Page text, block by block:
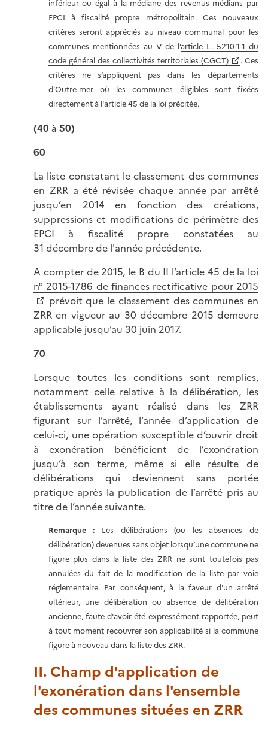
inférieur ou égal à la médiane des revenus médians par
EPCI à fiscalité propre métropolitain. Ces nouveaux
critères seront appréciés au niveau communal pour les
communes mentionnées au V de l’article L. 5210-1-1 du
code général des collectivités territoriales (CGCT)
. Ces
critères ne s’appliquent pas dans les départements
d’Outre-mer où les communes éligibles sont fixées
directement à l'article 45 de la loi précitée.
(40 à 50)
60
La liste constatant le classement des communes
en ZRR a été révisée chaque année par arrêté
jusqu’en 2014 en fonction des créations,
suppressions et modifications de périmètre des
EPCI à fiscalité propre constatées au
31 décembre de l'année précédente.
A compter de 2015, le B du II l’article 45 de la loi
n° 2015-1786 de finances rectificative pour 2015
prévoit que le classement des communes en
ZRR en vigueur au 30 décembre 2015 demeure
applicable jusqu’au 30 juin 2017.
70
Lorsque toutes les conditions sont remplies,
notamment celle relative à la délibération, les
établissements ayant réalisé dans les ZRR
figurant sur l’arrêté, l’année d’application de
celui-ci, une opération susceptible d’ouvrir droit
à exonération bénéficient de l’exonération
jusqu’à son terme, même si elle résulte de
délibérations qui deviennent sans portée
pratique après la publication de l’arrêté pris au
titre de l’année suivante.
Remarque: Les délibérations (ou les absences de
délibération) devenues sans objet lorsqu’une commune ne
figure plus dans la liste des ZRR ne sont toutefois pas
annulées du fait de la modification de la liste par voie
réglementaire. Par conséquent, à la faveur d'un arrêté
ultérieur, une délibération ou absence de délibération
ancienne, faute d'avoir été expressément rapportée, peut
à tout moment recouvrer son applicabilité si la commune
figure à nouveau dans la liste des ZRR.
II. Champ d'application de
l'exonération dans l'ensemble
des communes situées en ZRR